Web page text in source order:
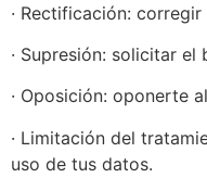
· Rectificación:
· Supresión: solicitar
· Oposición: oponerte
· Limitación del
uso de tus datos.